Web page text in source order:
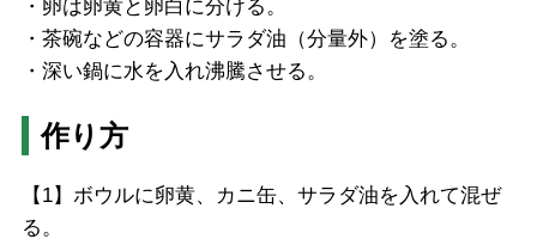
・卵は卵黄と卵白に分ける。
・茶碗などの容器にサラダ油（分量外）を塗る。
・深い鍋に水を入れ沸騰させる。
作り方
【1】ボウルに卵黄、カニ缶、サラダ油を入れて混ぜ
る。